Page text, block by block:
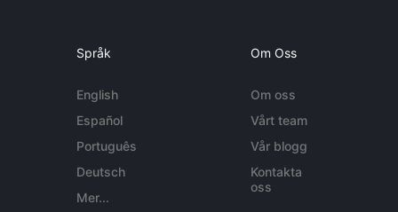
Språk
English
Español
Português
Deutsch
Mer...
Om Oss
Om oss
Vårt team
Vår blogg
Kontakta
oss